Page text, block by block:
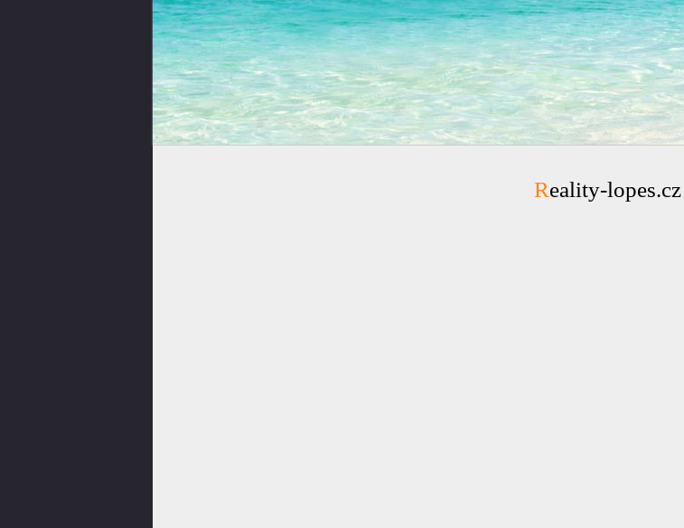
Reality-lopes.cz